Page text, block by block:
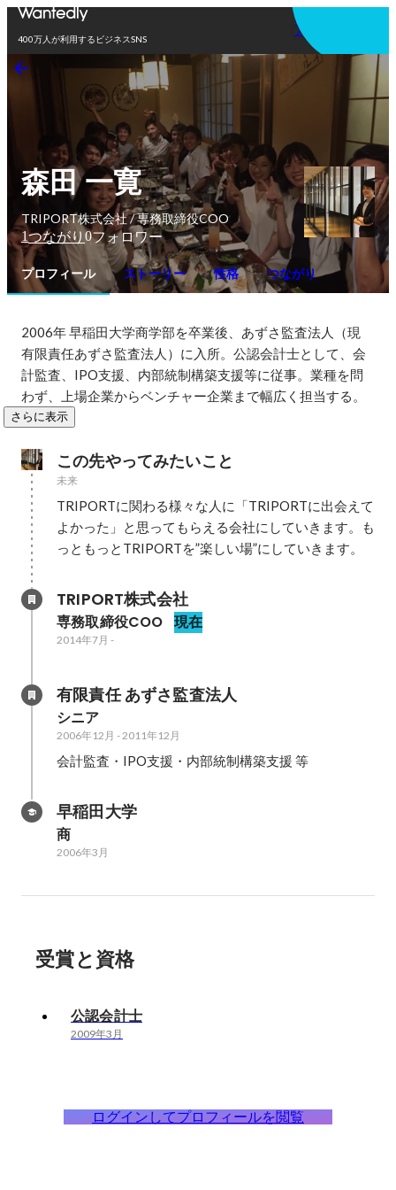
400万人が利用するビジネスSNS
アプリを使う
森田 一寛
TRIPORT株式会社 / 専務取締役COO
1つながり 0フォロワー
プロフィール ストーリー 性格 つながり
2006年 早稲田大学商学部を卒業後、あずさ監査法人（現
有限責任あずさ監査法人）に入所。公認会計士として、会
計監査、IPO支援、内部統制構築支援等に従事。業種を問
わず、上場企業からベンチャー企業まで幅広く担当する。
さらに表示
この先やってみたいこと
未来
TRIPORTに関わる様々な人に「TRIPORTに出会えて
よかった」と思ってもらえる会社にしていきます。も
っともっとTRIPORTを”楽しい場”にしていきます。
TRIPORT株式会社
専務取締役COO 現在
2014年7月 -
有限責任 あずさ監査法人
シニア
2006年12月 -2011年12月
会計監査・IPO支援・内部統制構築支援 等
早稲田大学
商
2006年3月
受賞と資格
公認会計士
2009年3月
ログインしてプロフィールを閲覧